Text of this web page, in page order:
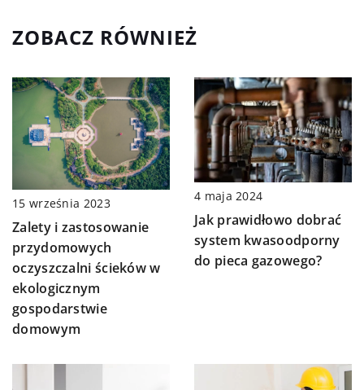
ZOBACZ RÓWNIEŻ
15 września 2023
Zalety i zastosowanie
przydomowych
oczyszczalni ścieków w
ekologicznym
gospodarstwie
domowym
4 maja 2024
Jak prawidłowo dobrać
system kwasoodporny
do pieca gazowego?